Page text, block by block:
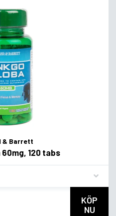
& Barrett
60mg, 120 tabs
KÖP
NU